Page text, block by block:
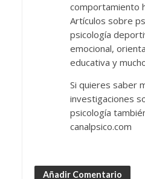
comportamiento
Artículos sobre
psicología
emocional,
educativa y
Si quieres saber
investigaciones
psicología
canalpsico.com
Añadir Comentario